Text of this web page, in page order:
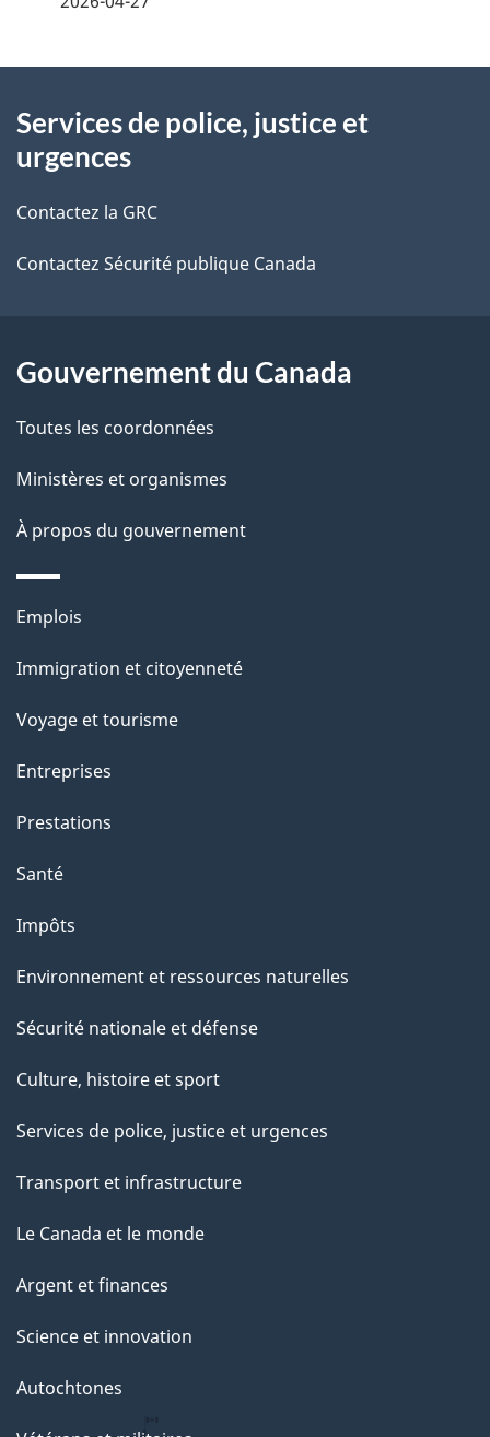
i
s
d
l
a
p
a
e
propos
ce
site
Services de police, justice et
urgences
Contactez la GRC
Contactez Sécurité publique Canada
Gouvernement du Canada
Toutes les coordonnées
Ministères et organismes
À propos du gouvernement
Thèmes
sujets
Emplois
Immigration et citoyenneté
Voyage et tourisme
Entreprises
Prestations
Santé
Impôts
Environnement et ressources naturelles
Sécurité nationale et défense
Culture, histoire et sport
Services de police, justice et urgences
Transport et infrastructure
Le Canada et le monde
Argent et finances
Science et innovation
Autochtones